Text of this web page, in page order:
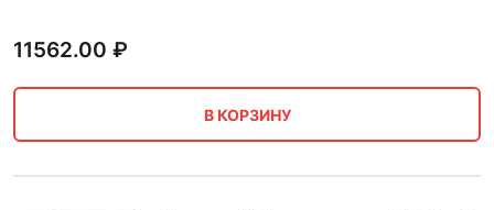
11562.00 ₽
В КОРЗИНУ